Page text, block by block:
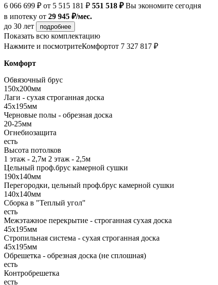
6 066 699 ₽ от 5 515 181 ₽ 551 518 ₽Вы экономите сегодня
в ипотеку от 29 945 ₽/мес.
до 30 лет
подробнее
Показать всю комплектацию
Нажмите и посмотритеКомфортот 7 327 817 ₽
Комфорт
Обвязочный брус
150х200мм
Лаги - сухая строганная доска
45х195мм
Черновые полы - обрезная доска
20-25мм
Огнебиозащита
есть
Высота потолков
1 этаж - 2,7м 2 этаж - 2,5м
Цельный проф.брус камерной сушки
190х140мм
Перегородки, цельный проф.брус камерной сушки
140х140мм
Сборка в "Теплый угол"
есть
Межэтажное перекрытие - строганная сухая доска
45х195мм
Стропильная система - сухая строганная доска
45х195мм
Обрешетка - обрезная доска (не сплошная)
есть
Контробрешетка
есть